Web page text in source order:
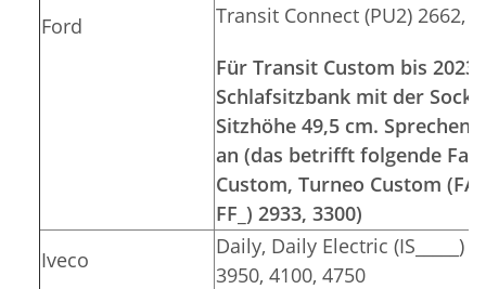
Ford
Transit Connect (PU2) 2662,
Für Transit Custom bis
Schlafsitzbank mit der
Sitzhöhe 49,5 cm. Sprechen
an (das betrifft folgende
Custom, Turneo Custom
FF_) 2933, 3300)
Iveco
Daily, Daily Electric (IS_____)
3950, 4100, 4750